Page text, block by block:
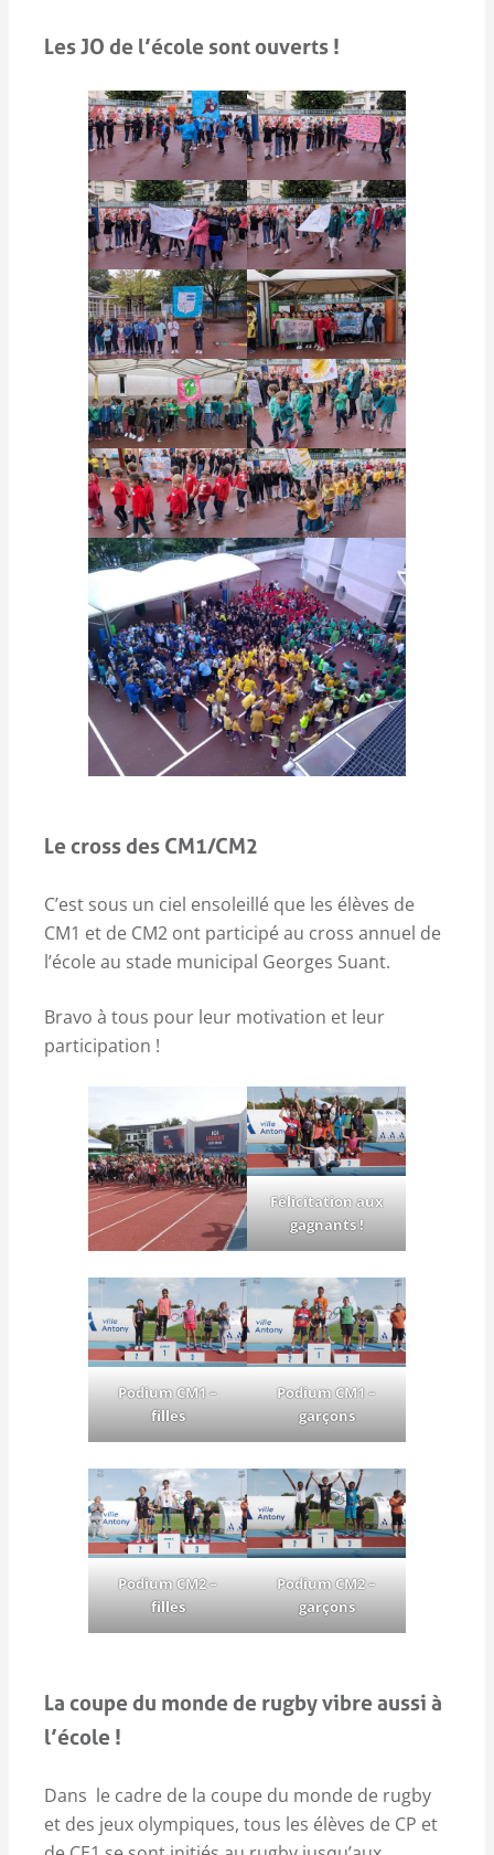
Les JO de l’école sont ouverts !
Le cross des CM1/CM2
C’est sous un ciel ensoleillé que les élèves de
CM1 et de CM2 ont participé au cross annuel de
l’école au stade municipal Georges Suant.
Bravo à tous pour leur motivation et leur
participation !
Félicitation aux
gagnants !
Podium CM1 –
filles
Podium CM1 –
garçons
Podium CM2 –
filles
Podium CM2 –
garçons
La coupe du monde de rugby vibre aussi à
l’école !
Dans le cadre de la coupe du monde de rugby
et des jeux olympiques, tous les élèves de CP et